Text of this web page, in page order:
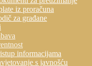
iz proračuna
za građane
informacijama
s javnošću